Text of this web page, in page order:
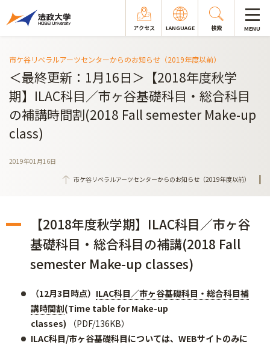
アクセス LANGUAGE 検索 MENU
市ケ谷リベラルアーツセンターからのお知らせ（2019年度以前）
＜最終更新：1月16日＞【2018年度秋学
期】ILAC科目／市ヶ谷基礎科目・総合科目
の補講時間割(2018 Fall semester Make-up
class)
2019年01月16日
市ケ谷リベラルアーツセンターからのお知らせ（2019年度以前）
【2018年度秋学期】ILAC科目／市ヶ谷
基礎科目・総合科目の補講(2018 Fall
semester Make-up classes)
（12月3日時点） ILAC科目／市ヶ谷基礎科目・総合科目補
講時間割(Time table for Make-up
classes)
（PDF/136KB）
ILAC科目/市ヶ谷基礎科目については、WEBサイトのみに